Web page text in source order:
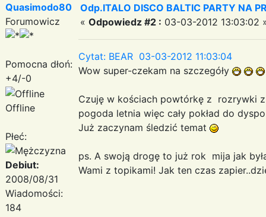
Quasimodo80
Forumowicz
Pomocna dłoń:
+4/-0
Offline
Płeć:
Debiut:
2008/08/31
Wiadomości:
184
Odp.ITALO DISCO BALTIC PARTY NA
« Odpowiedz #2 : 03-03-2012 13:03:02
Cytat: BEAR 03-03-2012 11:03:04
Wow super-czekam na szczegóły
Czuję w kościach powtórkę z rozrywki z
pogoda letnia więc cały pokład do
Już zaczynam śledzić temat
ps. A swoją drogę to już rok mija jak
Wami z topikami! Jak ten czas